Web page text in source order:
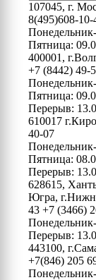
107045, г.
8(495)608-10-
Пятница:
400001,
+7 (8442) 49-
Пятница:
Перерыв:
610017
40-07
Пятница:
Перерыв:
628615,
Югра,
43 +7 (3466)
Перерыв:
443100,
+7(846) 205